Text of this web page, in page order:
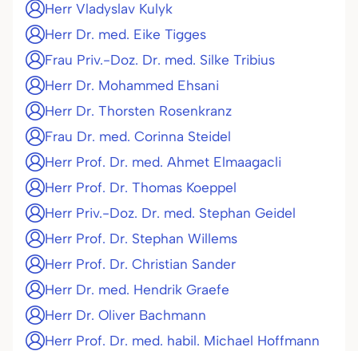
Herr Vladyslav Kulyk
Herr Dr. med. Eike Tigges
Frau Priv.-Doz. Dr. med. Silke Tribius
Herr Dr. Mohammed Ehsani
Herr Dr. Thorsten Rosenkranz
Frau Dr. med. Corinna Steidel
Herr Prof. Dr. med. Ahmet Elmaagacli
Herr Prof. Dr. Thomas Koeppel
Herr Priv.-Doz. Dr. med. Stephan Geidel
Herr Prof. Dr. Stephan Willems
Herr Prof. Dr. Christian Sander
Herr Dr. med. Hendrik Graefe
Herr Dr. Oliver Bachmann
Herr Prof. Dr. med. habil. Michael Hoffmann